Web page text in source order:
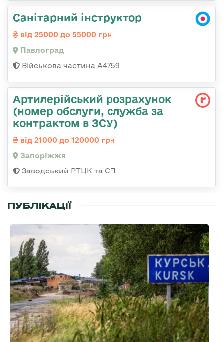
Санітарний інструктор
від 25000 до 55000 грн
Павлоград
Військова частина А4759
Артилерійський розрахунок
(номер обслуги, служба за
контрактом в ЗСУ)
від 21000 до 120000 грн
Запоріжжя
Заводський РТЦК та СП
ПУБЛІКАЦІЇ